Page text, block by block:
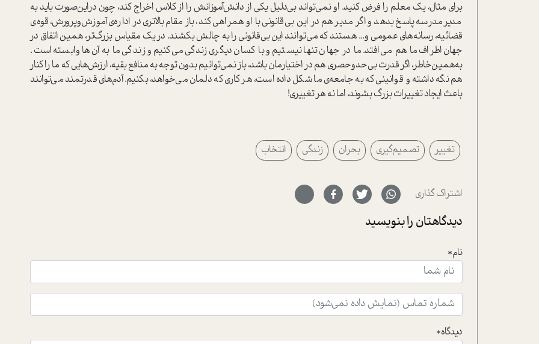
برای مثال، یک معلم را فرض کنید. او نمی‌تواند بی‌دلیل یکی از دانش‌آموزانش را از کلاس اخراج کند، چون در‌این‌صورت باید به
مدیر مدرسه پاسخ بدهد و اگر مدیر هم در این بی‌قانونی با او همراهی کند، باز مقام بالاتری در اداره‌ی آموزش‌وپرورش، قوه‌ی
قضائیه، رسانه‌های عمومی و... هستند که می‌توانند این بی‌قانونی را به چالش بکشند. در یک مقیاس بزرگ‌تر، همین اتفاق در
جهان اطراف ما هم می‌افتد. ما در جهان تنها نیستیم و با کسان دیگری زندگی می‌کنیم و زندگی ما به آن‌ها وابسته است.
به‌همین‌خاطر، اگر قدرت بی‌حدوحصری هم در اختیارمان باشد، باز نمی‌توانیم بدون توجه به منافع بقیه، ارزش‌هایی که ما را کنار
هم نگه داشته و قوانینی که به جامعه‌ی ما شکل داده است، هر کاری که دلمان می‌خواهد، بکنیم. آدم‌های قدرتمند می‌توانند
باعث ایجاد تغییرات بزرگ بشوند، اما نه هر تغییری!
تغییر تصمیم‌گیری بحران زندگی انتخاب
اشتراک گذاری
دیدگاهتان را بنویسید
نام*
دیدگاه*